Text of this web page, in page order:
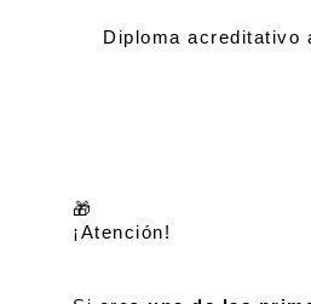
Diploma acreditativo
🎁
¡Atención!